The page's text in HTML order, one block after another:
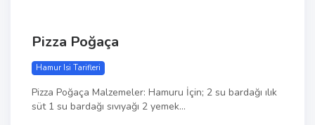
Pizza Poğaça
Hamur Isi Tarifleri
Pizza Poğaça Malzemeler: Hamuru İçin; 2 su bardağı ılık
süt 1 su bardağı sıvıyağı 2 yemek...